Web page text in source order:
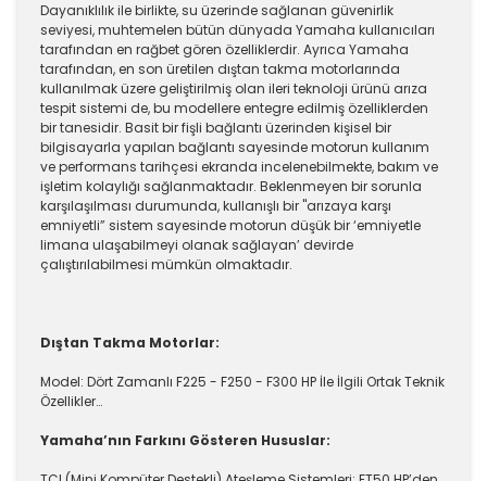
Dayanıklılık ile birlikte, su üzerinde sağlanan güvenirlik
seviyesi, muhtemelen bütün dünyada Yamaha kullanıcıları
tarafından en rağbet gören özelliklerdir. Ayrıca Yamaha
tarafından, en son üretilen dıştan takma motorlarında
kullanılmak üzere geliştirilmiş olan ileri teknoloji ürünü arıza
tespit sistemi de, bu modellere entegre edilmiş özelliklerden
bir tanesidir. Basit bir fişli bağlantı üzerinden kişisel bir
bilgisayarla yapılan bağlantı sayesinde motorun kullanım
ve performans tarihçesi ekranda incelenebilmekte, bakım ve
işletim kolaylığı sağlanmaktadır. Beklenmeyen bir sorunla
karşılaşılması durumunda, kullanışlı bir "arızaya karşı
emniyetli” sistem sayesinde motorun düşük bir ‘emniyetle
limana ulaşabilmeyi olanak sağlayan’ devirde
çalıştırılabilmesi mümkün olmaktadır.
Dıştan Takma Motorlar:
Model: Dört Zamanlı F225 - F250 - F300 HP İle İlgili Ortak Teknik
Özellikler…
Yamaha’nın Farkını Gösteren Hususlar: